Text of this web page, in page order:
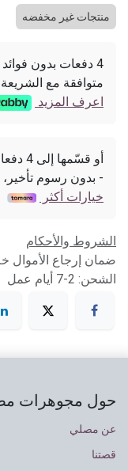
منتجات غير مخفضه
4 دفعات بدون فوائد بقيمة
متوافقة مع
اعرف المزيد
أو قسّمها إلى 4 دفعات بقيمة
- بدون رسوم
خيارات أكثر
الشروط والأحكام
ضمان إرجاع الأموال خلال 30
الشحن: 2-7 أيام عمل
حول مجوهرات
عن مصلي
قصتنا